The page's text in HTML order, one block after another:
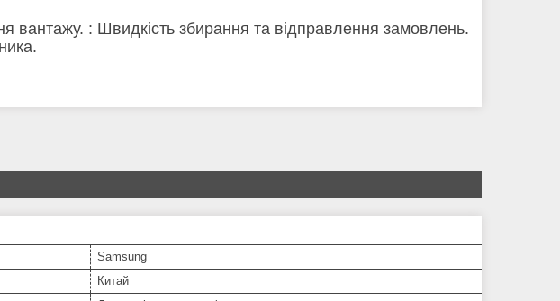
вантажу. : Швидкість збирання та відправлення замовлень.
Samsung
Китай